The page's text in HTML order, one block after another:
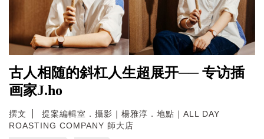
古人相随的斜杠人生超展开── 专访插
画家J.ho
撰文
提案編輯室．攝影｜楊雅淳．地點｜ALL DAY
ROASTING COMPANY 師大店